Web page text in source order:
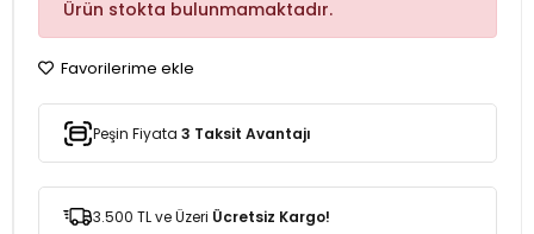
Ürün stokta bulunmamaktadır.
Favorilerime ekle
Peşin Fiyata 3 Taksit Avantajı
3.500 TL ve Üzeri Ücretsiz Kargo!